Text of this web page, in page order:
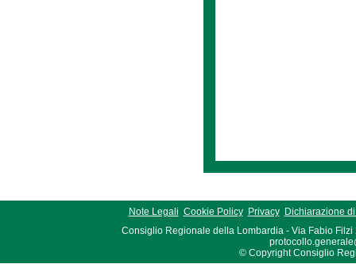
Note Legali Cookie Policy Privacy
Dichiarazione
Consiglio Regionale della Lombardia - Via Fabio Filzi
© Copyright Consiglio